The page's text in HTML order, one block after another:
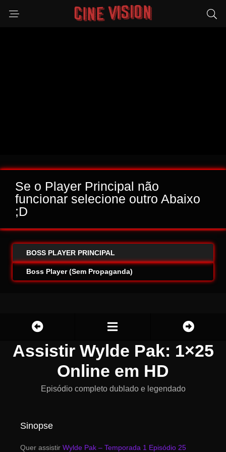
Se o Player Principal não
funcionar selecione outro Abaixo
;D
BOSS PLAYER PRINCIPAL
Boss Player (Sem Propaganda)
Assistir Wylde Pak: 1×25
Online em HD
Episódio completo dublado e legendado
Sinopse
Quer assistir Wylde Pak – Temporada 1 Episódio 25